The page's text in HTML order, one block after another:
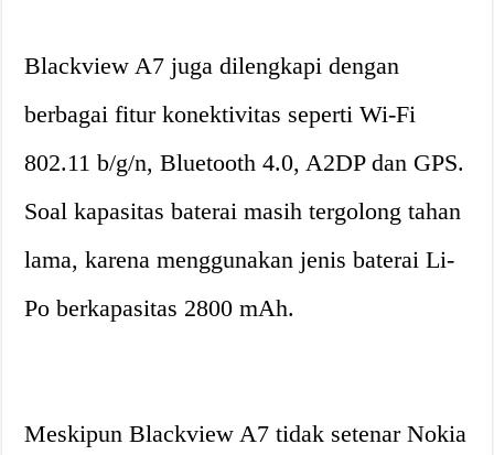
Blackview A7 juga dilengkapi dengan
berbagai fitur konektivitas seperti Wi-Fi
802.11 b/g/n, Bluetooth 4.0, A2DP dan GPS.
Soal kapasitas baterai masih tergolong tahan
lama, karena menggunakan jenis baterai Li-
Po berkapasitas 2800 mAh.
Meskipun Blackview A7 tidak setenar Nokia